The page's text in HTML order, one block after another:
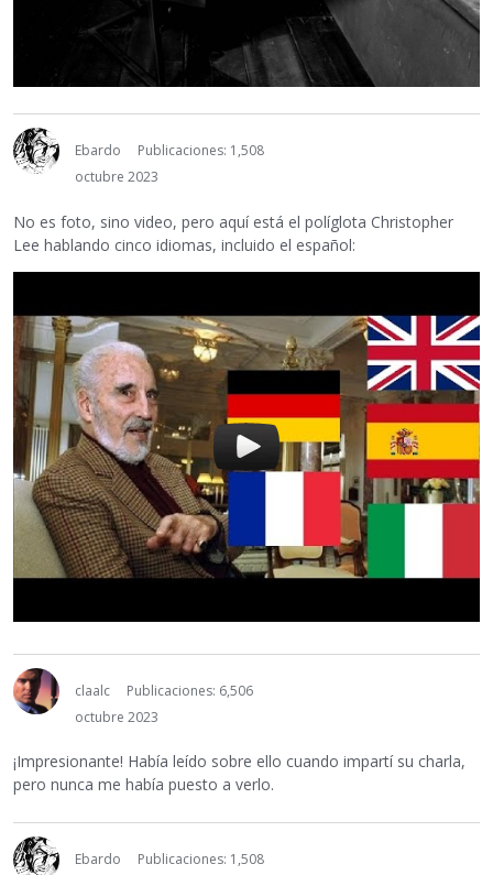
Ebardo
Publicaciones: 1,508
octubre 2023
No es foto, sino video, pero aquí está el políglota Christopher
Lee hablando cinco idiomas, incluido el español:
claalc
Publicaciones: 6,506
octubre 2023
¡Impresionante! Había leído sobre ello cuando impartí su charla,
pero nunca me había puesto a verlo.
Ebardo
Publicaciones: 1,508